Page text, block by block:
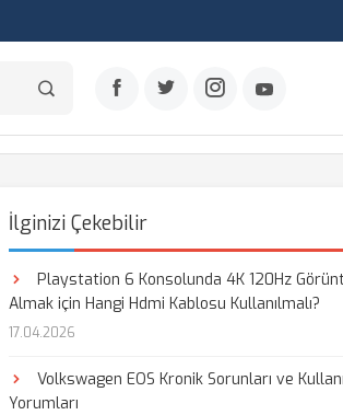
İlginizi Çekebilir
Playstation 6 Konsolunda 4K 120Hz
Almak için Hangi Hdmi Kablosu Kullanılmalı?
17.04.2026
Volkswagen EOS Kronik Sorunları ve
Yorumları